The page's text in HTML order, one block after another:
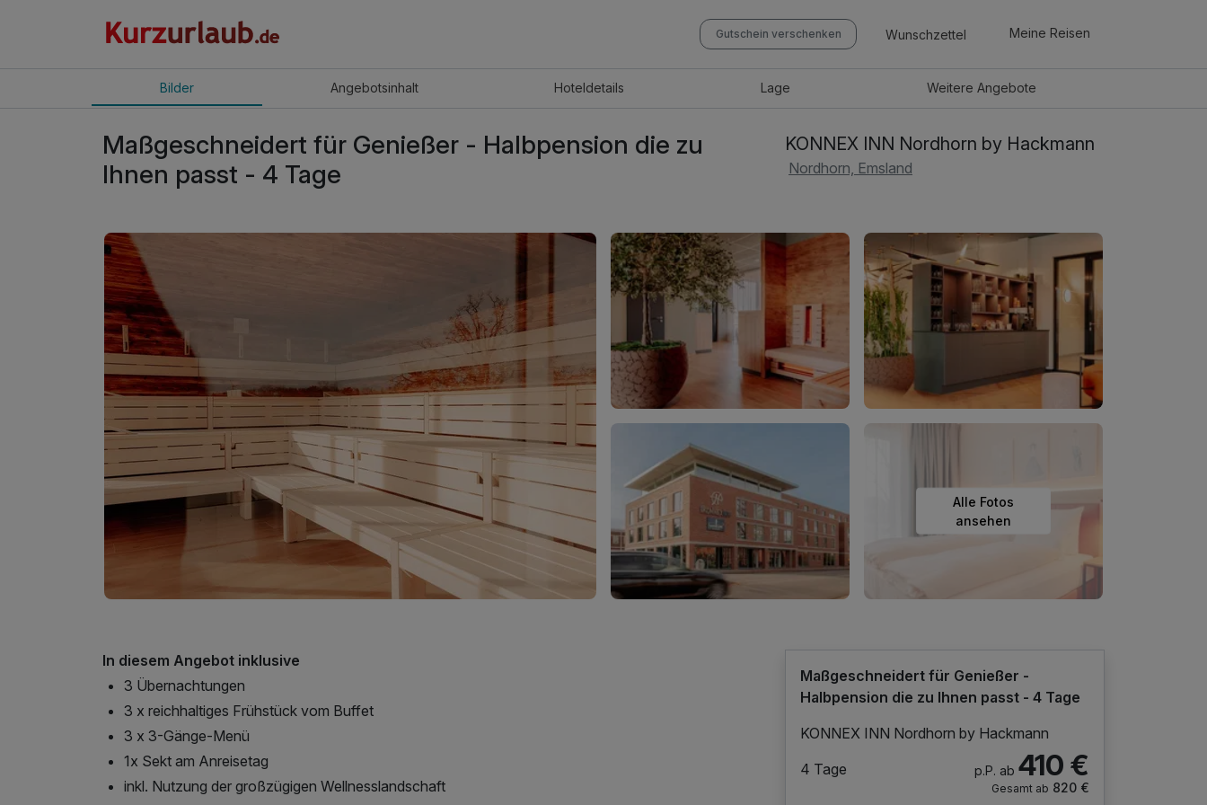
Gutschein verschenken Wunschzettel Meine Reisen
Bilder Angebotsinhalt Hoteldetails Lage WeitereAngebote
Maßgeschneidert für Genießer - Halbpension die zu
Ihnen passt - 4 Tage
KONNEX INN Nordhorn by Hackmann
Nordhorn, Emsland
Alle Fotos
ansehen
In diesem Angebot inklusive
3 Übernachtungen
3 x reichhaltiges Frühstück vom Buffet
3 x 3-Gänge-Menü
1x Sekt am Anreisetag
inkl. Nutzung der großzügigen Wellnesslandschaft
Maßgeschneidert für Genießer -
Halbpension die zu Ihnen passt - 4 Tage
KONNEX INN Nordhorn by Hackmann
4 Tage
p.P. ab 410 €
Gesamt ab 820 €